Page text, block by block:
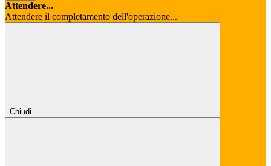
Attendere...
Attendere il completamento dell'operazione...
Chiudi